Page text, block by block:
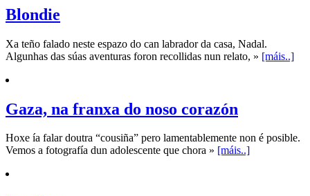
Blondie
Xa teño falado neste espazo do can labrador da casa, Nadal.
Algunhas das súas aventuras foron recollidas nun relato, » [máis..]
Gaza, na franxa do noso corazón
Hoxe ía falar doutra “cousiña” pero lamentablemente non é posible.
Vemos a fotografía dun adolescente que chora » [máis..]